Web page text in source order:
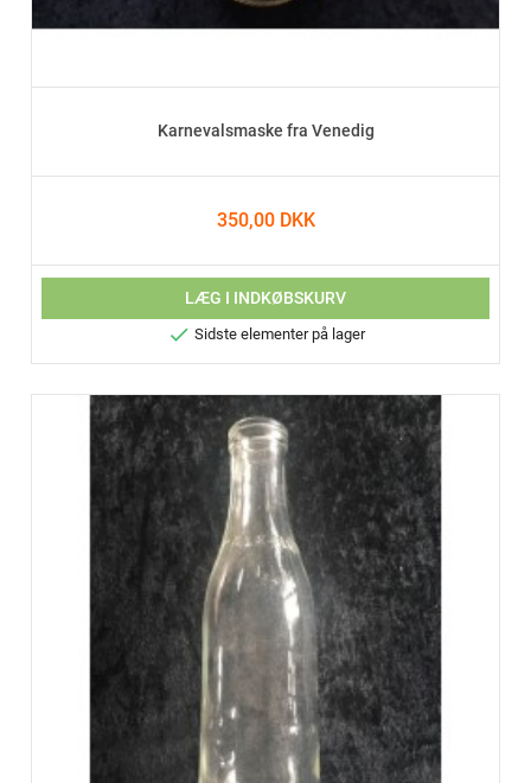
Karnevalsmaske fra Venedig
350,00 DKK
LÆG I INDKØBSKURV
 Sidste elementer på lager